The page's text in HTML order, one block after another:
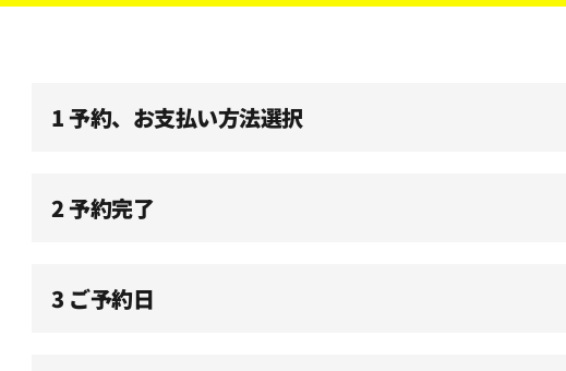
10:30
11:00
1 予約、お支払い方法選択
2 予約完了
3 ご予約日